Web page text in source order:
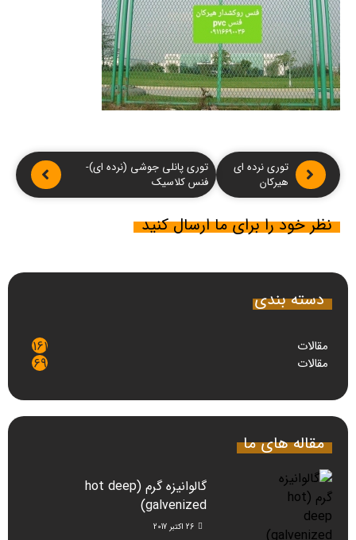
توری نرده ای
هیرکان
توری پانلی جوشی (نرده ای)-
فنس کلاسیک
نظر خود را برای ما ارسال کنید
دسته بندی
مقالات 161
مقالات 69
مقاله های ما
گالوانیزه گرم (hot deep
galvenized)
26 اکتبر 2017